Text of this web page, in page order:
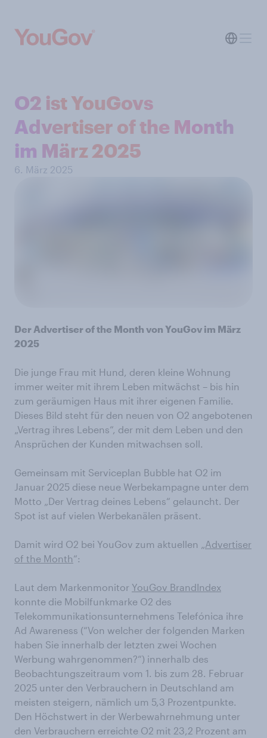
O2 ist YouGovs
Advertiser of the Month
im März 2025
6. März 2025
Der Advertiser of the Month von YouGov im März
2025
Die junge Frau mit Hund, deren kleine Wohnung
immer weiter mit ihrem Leben mitwächst – bis hin
zum geräumigen Haus mit ihrer eigenen Familie.
Dieses Bild steht für den neuen von O2 angebotenen
„Vertrag ihres Lebens“, der mit dem Leben und den
Ansprüchen der Kunden mitwachsen soll.
Gemeinsam mit Serviceplan Bubble hat O2 im
Januar 2025 diese neue Werbekampagne unter dem
Motto „Der Vertrag deines Lebens“ gelauncht. Der
Spot ist auf vielen Werbekanälen präsent.
Damit wird O2 bei YouGov zum aktuellen „ Advertiser
of the Month“:
Laut dem Markenmonitor YouGov BrandIndex
konnte die Mobilfunkmarke O2 des
Telekommunikationsunternehmens Telefónica ihre
Ad Awareness (“Von welcher der folgenden Marken
haben Sie innerhalb der letzten zwei Wochen
Werbung wahrgenommen?“) innerhalb des
Beobachtungszeitraum vom 1. bis zum 28. Februar
2025 unter den Verbrauchern in Deutschland am
meisten steigern, nämlich um 5,3 Prozentpunkte.
Den Höchstwert in der Werbewahrnehmung unter
den Verbrauchern erreichte O2 mit 23,2 Prozent am